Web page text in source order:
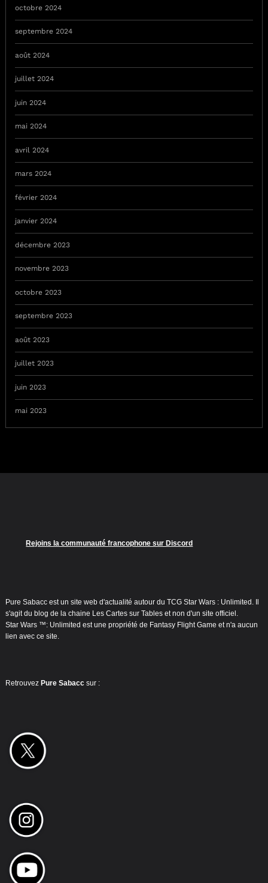
octobre 2024
septembre 2024
août 2024
juillet 2024
juin 2024
mai 2024
avril 2024
mars 2024
février 2024
janvier 2024
décembre 2023
novembre 2023
octobre 2023
septembre 2023
août 2023
juillet 2023
juin 2023
mai 2023
Rejoins la communauté francophone sur Discord
Pure Sabacc est un site web d'actualité autour du TCG Star Wars : Unlimited. Il
s'agit du blog de la chaine Les Cartes sur Tables et non d'un site officiel.
Star Wars ™: Unlimited est une propriété de Fantasy Flight Game et n'a aucun
lien avec ce site.
Retrouvez Pure Sabacc sur :